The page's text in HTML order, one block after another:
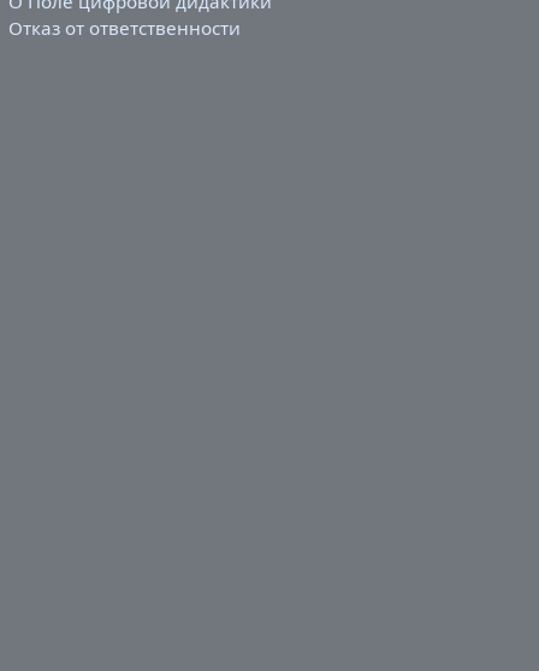
Отказ от ответственности